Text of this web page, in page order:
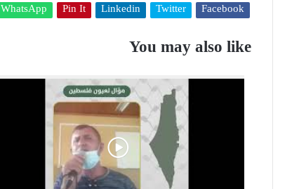
Facebook
Twitter
Linkedin
Pin It
WhatsApp
You may also like